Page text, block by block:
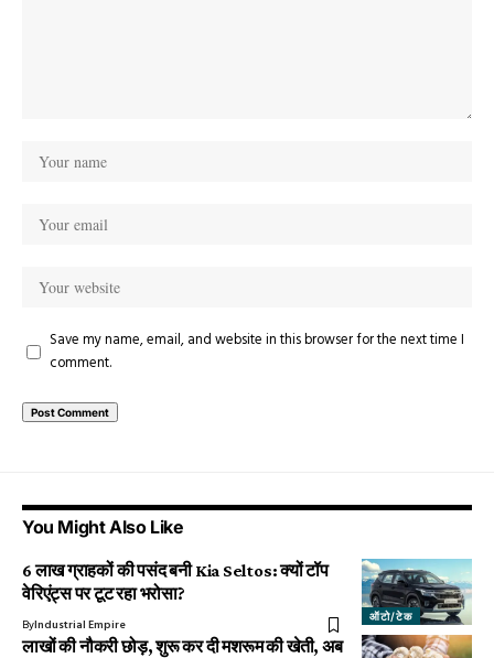
Save my name, email, and website in this browser for the next time I
comment.
You Might Also Like
ऑटो/टेक
6 लाख ग्राहकों की पसंद बनी Kia Seltos: क्यों टॉप
वेरिएंट्स पर टूट रहा भरोसा?
ByIndustrial Empire
लाखों की नौकरी छोड़, शुरू कर दी मशरूम की खेती, अब